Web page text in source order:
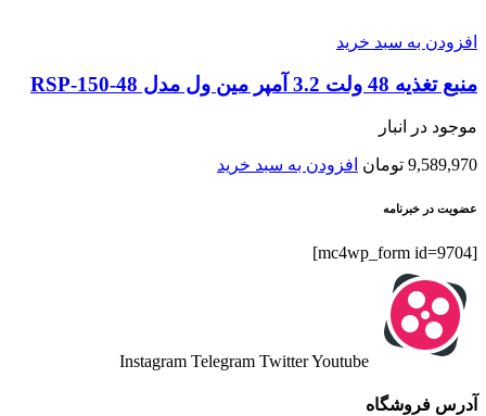
افزودن به سبد خرید
منبع تغذیه 48 ولت 3.2 آمپر مین ول مدل RSP-150-48
موجود در انبار
9,589,970 تومان افزودن به سبد خرید
عضویت در خبرنامه
[mc4wp_form id=9704]
Instagram Telegram TwitterYoutube
آدرس فروشگاه